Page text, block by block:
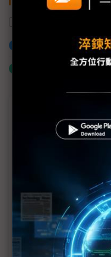
加入已選取到「關
什麼是「關鍵字追蹤
MLCC訂單過熱
2027全年記憶
宣」只怕買不夠
英特爾EMIB良
2028準時量產